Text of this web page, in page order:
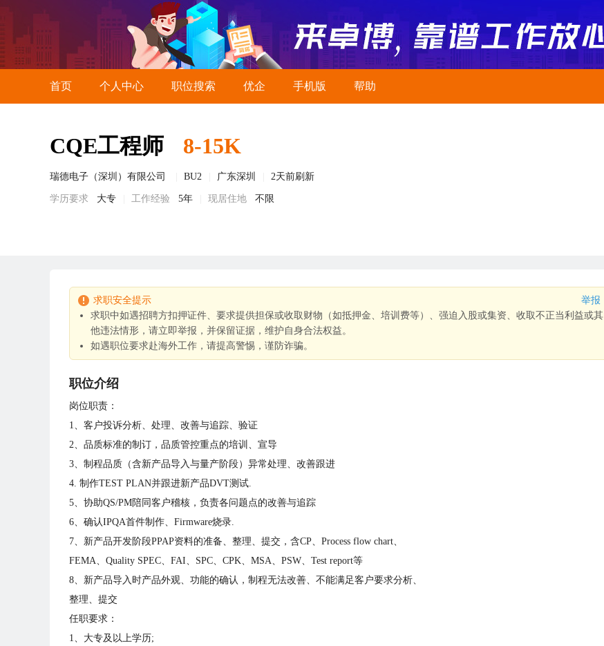
首页 个人中心 职位搜索 优企 手机版 帮助
CQE工程师 8-15K
瑞德电子（深圳）有限公司 BU2 广东深圳 2天前刷新
学历要求 大专 工作经验 5年 现居住地 不限
求职安全提示
举报
求职中如遇招聘方扣押证件、要求提供担保或收取财物（如抵押金、培训费等）、强迫入股或集资、收取不正当利益或其
他违法情形，请立即举报，并保留证据，维护自身合法权益。
如遇职位要求赴海外工作，请提高警惕，谨防诈骗。
职位介绍
岗位职责：
1、客户投诉分析、处理、改善与追踪、验证
2、品质标准的制订，品质管控重点的培训、宣导
3、制程品质（含新产品导入与量产阶段）异常处理、改善跟进
4. 制作TEST PLAN并跟进新产品DVT测试.
5、协助QS/PM陪同客户稽核，负责各问题点的改善与追踪
6、确认IPQA首件制作、Firmware烧录.
7、新产品开发阶段PPAP资料的准备、整理、提交，含CP、Process flow chart、
FEMA、Quality SPEC、FAI、SPC、CPK、MSA、PSW、Test report等
8、新产品导入时产品外观、功能的确认，制程无法改善、不能满足客户要求分析、
整理、提交
任职要求：
1、大专及以上学历;